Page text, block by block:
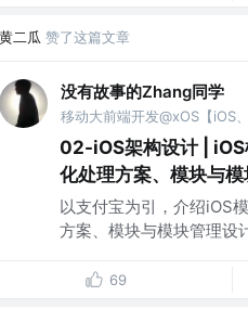
黄二瓜 赞了这篇文章
没有故事的Zhang同学
02-iOS架构设计 | iOS
化处理方案、模块与模
以支付宝为引，介绍iOS
方案、模块与模块管理设
69